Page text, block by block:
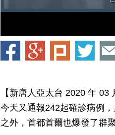
【新唐人亞太台 2020 年
今天又通報242起確診病例
之外，首都首爾也爆發了群聚